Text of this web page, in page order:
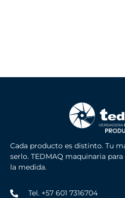
Cada producto es distinto. Tu
serlo. TEDMAQ maquinaria
la medida.
Tel. +57 601 7316704